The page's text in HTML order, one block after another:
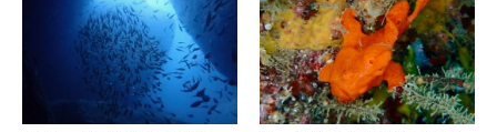
年7
月22
【2021
年7